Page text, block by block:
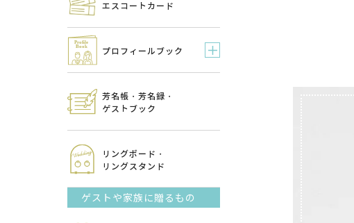
エスコートカード
プロフィールブック
芳名帳・芳名録・
ゲストブック
リングボード・
リングスタンド
ゲストや家族に贈るもの